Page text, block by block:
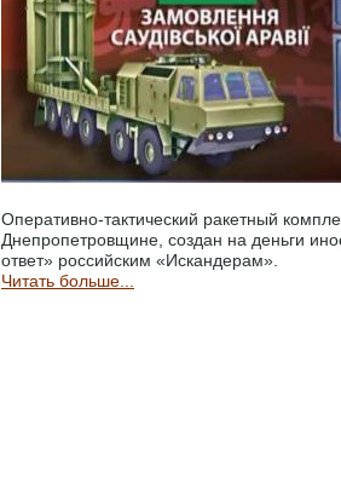
Оперативно-тактический ракетный
Днепропетровщине, создан на деньги
ответ» российским «Искандерам».
Читать больше...